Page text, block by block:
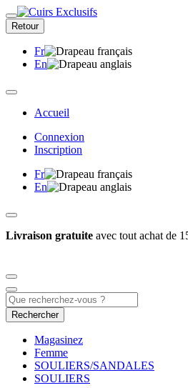
Retour
Fr
En
Accueil
Connexion
Inscription
Fr
En
Livraison gratuite avec tout achat de
Rechercher
Magasinez
Femme
SOULIERS/SANDALES
SOULIERS